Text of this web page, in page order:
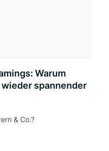
Warum
spannender
& Co.?